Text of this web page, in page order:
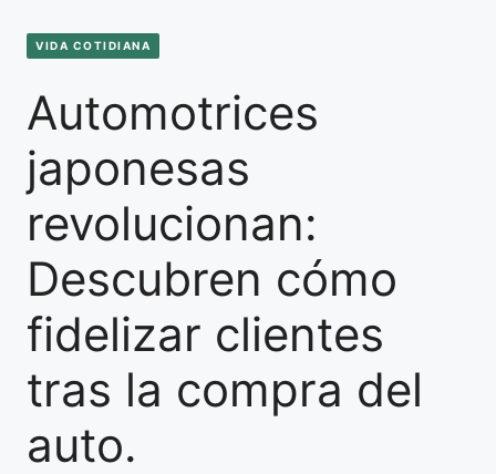
VIDA COTIDIANA
Automotrices
japonesas
revolucionan:
Descubren cómo
fidelizar clientes
tras la compra del
auto.